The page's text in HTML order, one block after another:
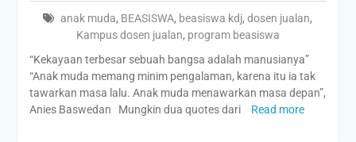
anak muda, BEASISWA, beasiswa kdj,dosen jualan,
Kampus dosen jualan, program beasiswa
“Kekayaan terbesar sebuah bangsa adalah manusianya”
“Anak muda memang minim pengalaman, karena itu ia tak
tawarkan masa lalu. Anak muda menawarkan masa depan”,
Anies Baswedan Mungkin dua quotes dari
Read more